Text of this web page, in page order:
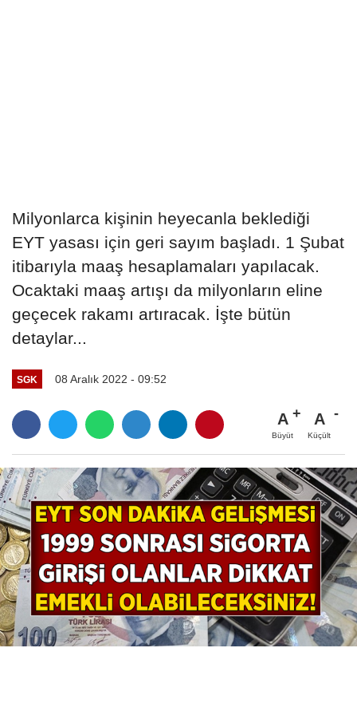
Milyonlarca kişinin heyecanla beklediği
EYT yasası için geri sayım başladı. 1 Şubat
itibarıyla maaş hesaplamaları yapılacak.
Ocaktaki maaş artışı da milyonların eline
geçecek rakamı artıracak. İşte bütün
detaylar...
SGK 08 Aralık 2022 - 09:52
A
Büyüt
A
Küçült